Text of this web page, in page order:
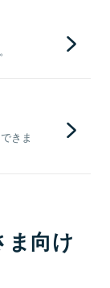
きま
ま向け